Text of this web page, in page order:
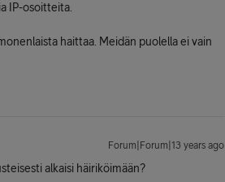
IP-osoitteita.
haittaa. Meidän puolella ei vain
Forum|Forum|13 years ago
alkaisi häiriköimään?